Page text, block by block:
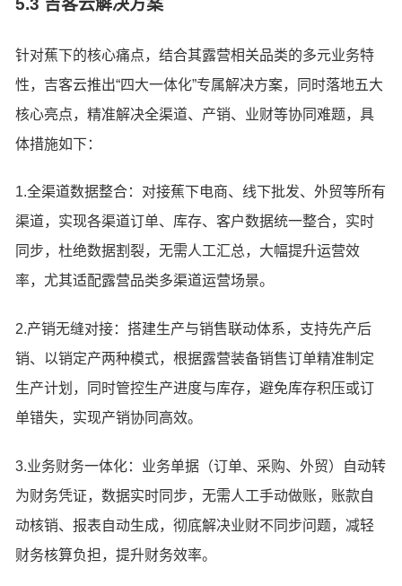
5.3 吉客云解决方案
针对蕉下的核心痛点，结合其露营相关品类的多元业务特
性，吉客云推出“四大一体化”专属解决方案，同时落地五大
核心亮点，精准解决全渠道、产销、业财等协同难题，具
体措施如下：
1.全渠道数据整合：对接蕉下电商、线下批发、外贸等所有
渠道，实现各渠道订单、库存、客户数据统一整合，实时
同步，杜绝数据割裂，无需人工汇总，大幅提升运营效
率，尤其适配露营品类多渠道运营场景。
2.产销无缝对接：搭建生产与销售联动体系，支持先产后
销、以销定产两种模式，根据露营装备销售订单精准制定
生产计划，同时管控生产进度与库存，避免库存积压或订
单错失，实现产销协同高效。
3.业务财务一体化：业务单据（订单、采购、外贸）自动转
为财务凭证，数据实时同步，无需人工手动做账，账款自
动核销、报表自动生成，彻底解决业财不同步问题，减轻
财务核算负担，提升财务效率。